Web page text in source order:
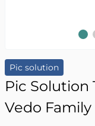
Pic solution
Pic
Vedo Family